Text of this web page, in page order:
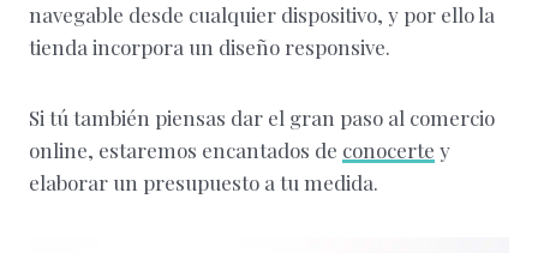
navegable desde cualquier dispositivo, y por ello la
tienda incorpora un diseño responsive.
Si tú también piensas dar el gran paso al comercio
online, estaremos encantados de conocerte y
elaborar un presupuesto a tu medida.